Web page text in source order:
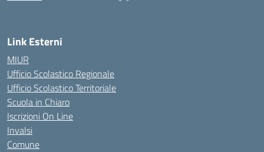
Link Esterni
MIUR
Ufficio Scolastico Regionale
Ufficio Scolastico Territoriale
Scuola in Chiaro
Iscrizioni On Line
Invalsi
Comune